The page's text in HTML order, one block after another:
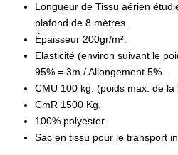
Longueur de Tissu aérien
plafond de 8 mètres.
Épaisseur 200gr/m².
Élasticité (environ suivant le
95% = 3m / Allongement 5% .
CMU 100 kg. (poids max. de la
CmR 1500 Kg.
100% polyester.
Sac en tissu pour le transport